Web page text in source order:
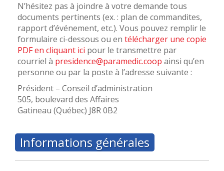
N’hésitez pas à joindre à votre demande tous
documents pertinents (ex. : plan de commandites,
rapport d’événement, etc.). Vous pouvez remplir le
formulaire ci-dessous ou en télécharger une copie
PDF en cliquant ici pour le transmettre par
courriel à presidence@paramedic.coop ainsi qu’en
personne ou par la poste à l’adresse suivante :
Président – Conseil d’administration
505, boulevard des Affaires
Gatineau (Québec) J8R 0B2
Informations générales